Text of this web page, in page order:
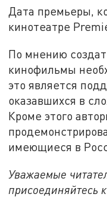
Дата премьеры,
кинотеатре
По мнению
кинофильмы
это является
оказавшихся в
Кроме этого
имеющиеся в
Уважаемые
присоединяйтесь